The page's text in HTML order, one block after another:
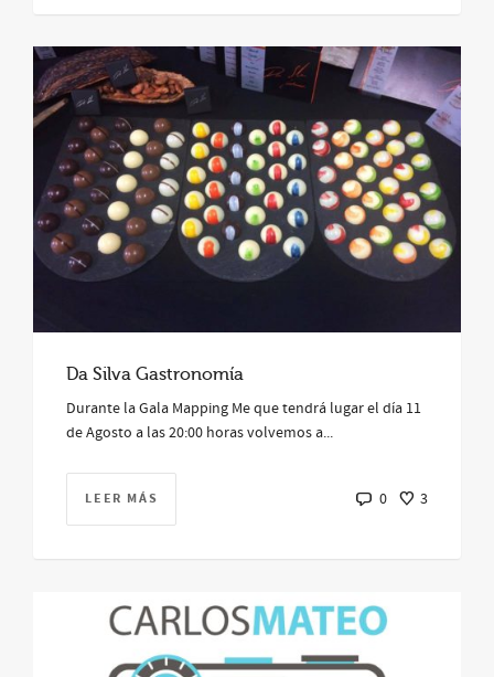
Da Silva Gastronomía
Durante la Gala Mapping Me que tendrá lugar el día 11
de Agosto a las 20:00 horas volvemos a...
LEER MÁS 0 3